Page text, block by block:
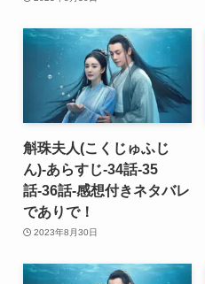
斛珠夫人(こくじゅふじ
ん)-あらすじ-34話-35
話-36話-感想付きネタバレ
でありで！
2023年8月30日